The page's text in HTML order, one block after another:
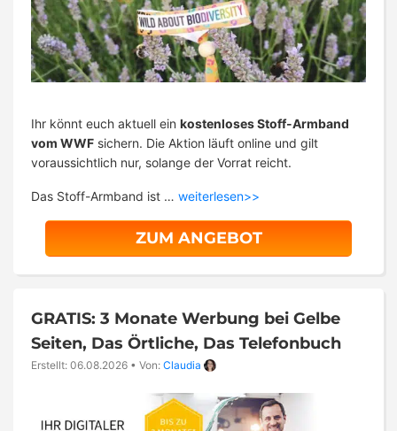
Ihr könnt euch aktuell ein kostenloses Stoff-Armband
vom WWF sichern. Die Aktion läuft online und gilt
voraussichtlich nur, solange der Vorrat reicht.
Das Stoff-Armband ist … weiterlesen>>
ZUM ANGEBOT
GRATIS: 3 Monate Werbung bei Gelbe
Seiten, Das Örtliche, Das Telefonbuch
Erstellt: 06.08.2026 • Von: Claudia